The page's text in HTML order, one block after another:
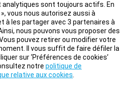
sont toujours actifs. En
vous nous autorisez aussi à
à les partager avec 3 partenaires à
nous pouvons vous proposer des
pouvez retirer ou modifier votre
Il vous suffit de faire défiler la
sur ‘Préférences de cookies’
notre politique de
relative aux cookies